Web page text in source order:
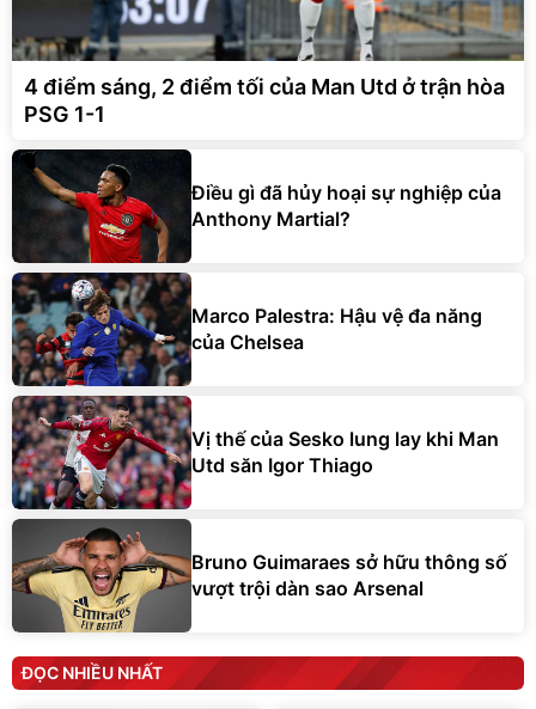
4 điểm sáng, 2 điểm tối của Man Utd ở trận hòa
PSG 1-1
Điều gì đã hủy hoại sự nghiệp của
Anthony Martial?
Marco Palestra: Hậu vệ đa năng
của Chelsea
Vị thế của Sesko lung lay khi Man
Utd săn Igor Thiago
Bruno Guimaraes sở hữu thông số
vượt trội dàn sao Arsenal
ĐỌC NHIỀU NHẤT